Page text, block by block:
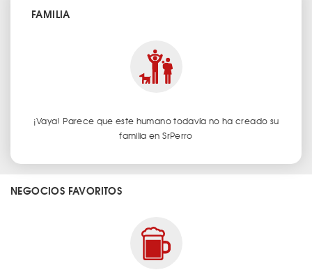
FAMILIA
¡Vaya! Parece que este humano todavía no ha creado su
familia en SrPerro
NEGOCIOS FAVORITOS